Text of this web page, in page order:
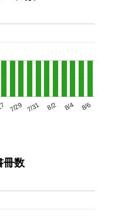
7/29 7/31 8/2 8/4 8/6
冊数